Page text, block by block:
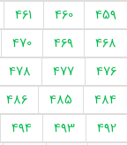
459
460
461
468
469
470
476
477
478
484
485
486
492
493
494